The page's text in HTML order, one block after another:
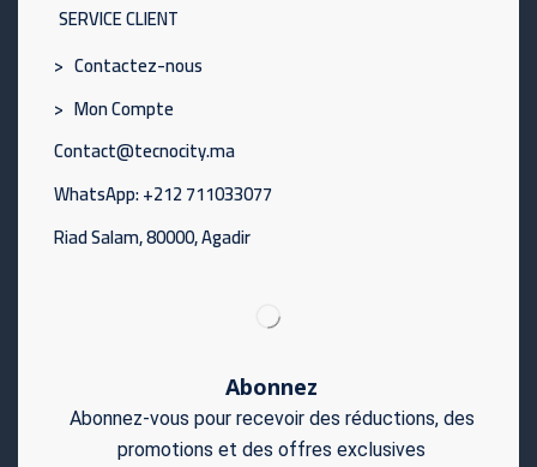
SERVICE CLIENT
> Contactez-nous
> Mon Compte
Contact@tecnocity.ma
WhatsApp: +212 711033077
Riad Salam, 80000, Agadir
Abonnez
Abonnez-vous pour recevoir des réductions, des
promotions et des offres exclusives